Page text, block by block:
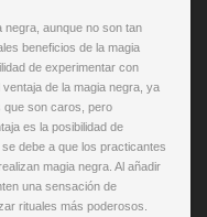
negra, aunque no son tan
beneficios de la magia
de experimentar con
de la magia negra, ya
que son caros, pero
es la posibilidad de
debe a que los practicantes
magia negra. Al añadir
una sensación de
rituales más poderosos.